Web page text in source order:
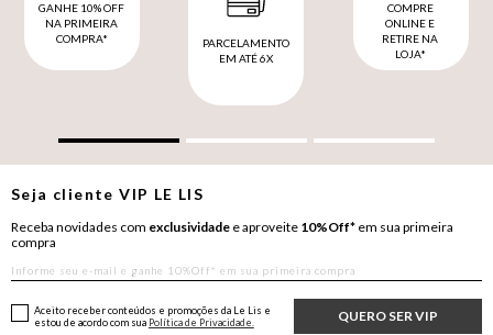
GANHE 10% OFF
NA PRIMEIRA
COMPRA*
PARCELAMENTO
EM ATÉ 6X
COMPRE
ONLINE E
RETIRE NA
LOJA*
Seja clienteVIP LE LIS
Receba novidades com exclusividade e aproveite 10%Off* em sua primeira
compra
QUERO SER VIP
Aceito receber conteúdos e promoções da Le Lis e
estou de acordo com sua Política de Privacidade.